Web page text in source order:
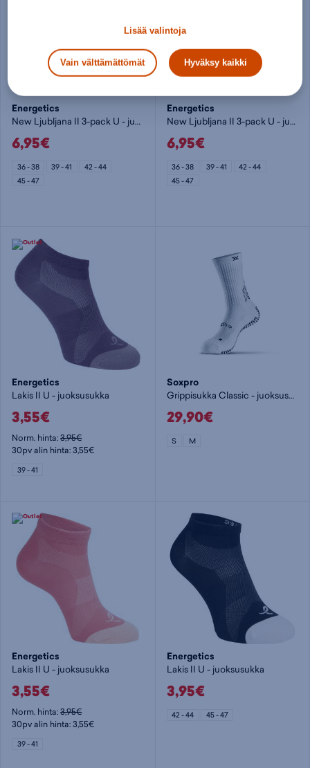
Energetics
New Ljubljana II 3-pack U - juoksusukka
6,95€
36 - 38 39 - 41
42 - 44
45 - 47
Energetics
New Ljubljana II 3-pack U - juoksusukka
6,95€
36 - 38 39 - 41
42 - 44
45 - 47
Energetics
Lakis II U - juoksusukka
3,55€
Norm. hinta:3,95€
30pv alin hinta: 3,55€
39 - 41
Soxpro
Grippisukka Classic - juoksusukka
29,90€
S M
Energetics
Lakis II U - juoksusukka
3,55€
Norm. hinta:3,95€
30pv alin hinta: 3,55€
39 - 41
Energetics
Lakis II U - juoksusukka
3,95€
42 - 44 45 - 47
Lisää valintoja
Vain välttämättömät Hyväksy kaikki